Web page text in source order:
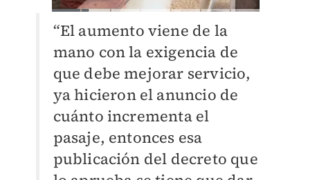
“El aumento viene de la
mano con la exigencia de
que debe mejorar servicio,
ya hicieron el anuncio de
cuánto incrementa el
pasaje, entonces esa
publicación del decreto que